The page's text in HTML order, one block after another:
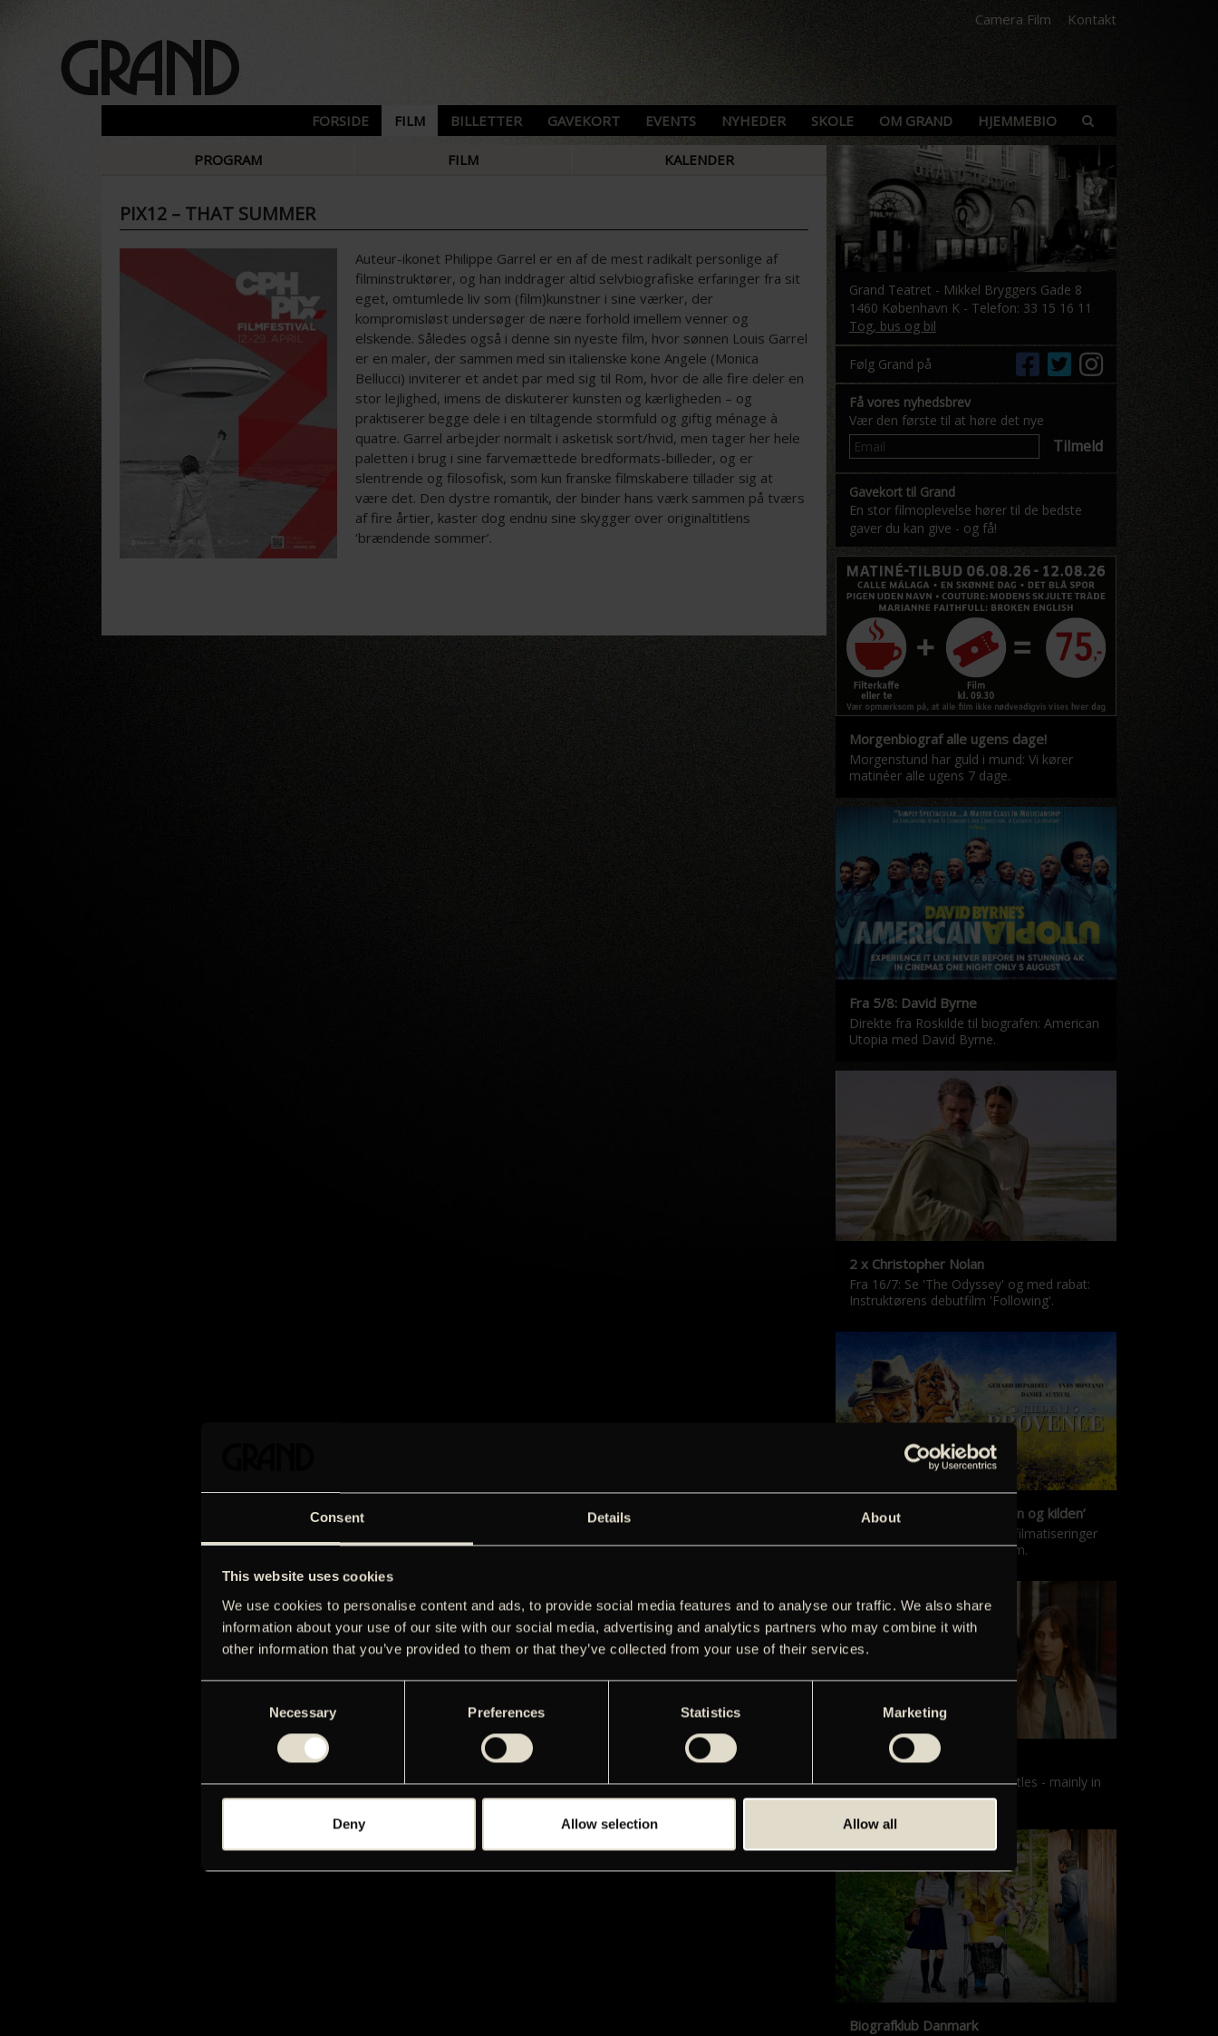
Consent Details About
This website uses cookies
We use cookies to personalise content and ads, to provide social media features and to analyse our traffic. We also share
information about your use of our site with our social media, advertising and analytics partners who may combine it with
other information that you’ve provided to them or that they’ve collected from your use of their services.
Necessary Preferences Statistics Marketing
Deny Allow selection Allow all
Camera Film Kontakt
FORSIDE FILM BILLETTER GAVEKORT EVENTS NYHEDER SKOLE OM GRAND HJEMMEBIO
PROGRAM FILM KALENDER
PIX12 – THAT SUMMER
Auteur-ikonet Philippe Garrel er en af de mest radikalt personlige af
filminstruktører, og han inddrager altid selvbiografiske erfaringer fra sit
eget, omtumlede liv som (film)kunstner i sine værker, der
kompromisløst undersøger de nære forhold imellem venner og
elskende. Således også i denne sin nyeste film, hvor sønnen Louis Garrel
er en maler, der sammen med sin italienske kone Angele (Monica
Bellucci) inviterer et andet par med sig til Rom, hvor de alle fire deler en
stor lejlighed, imens de diskuterer kunsten og kærligheden – og
praktiserer begge dele i en tiltagende stormfuld og giftig ménage à
quatre. Garrel arbejder normalt i asketisk sort/hvid, men tager her hele
paletten i brug i sine farvemættede bredformats-billeder, og er
slentrende og filosofisk, som kun franske filmskabere tillader sig at
være det. Den dystre romantik, der binder hans værk sammen på tværs
af fire årtier, kaster dog endnu sine skygger over originaltitlens
‘brændende sommer’.
Grand Teatret - Mikkel Bryggers Gade 8
1460 København K - Telefon: 33 15 16 11
Tog, bus og bil
Følg Grand på
Få vores nyhedsbrev
Vær den første til at høre det nye
Tilmeld
Gavekort til Grand
En stor filmoplevelse hører til de bedste
gaver du kan give - og få!
Morgenbiograf alle ugens dage!
Morgenstund har guld i mund: Vi kører
matinéer alle ugens 7 dage.
Fra 5/8: David Byrne
Direkte fra Roskilde til biografen: American
Utopia med David Byrne.
2 x Christopher Nolan
Fra 16/7: Se 'The Odyssey' og med rabat:
Instruktørens debutfilm 'Following'.
‘Kilden i Provence’ & ‘Manon og kilden’
De klassiske Marcel Pagnol-filmatiseringer
er tilbage i nyrestaureret form.
Films with English subtitles
Screenings with English subtitles - mainly in
our sister cinema, Gloria.
Biografklub Danmark